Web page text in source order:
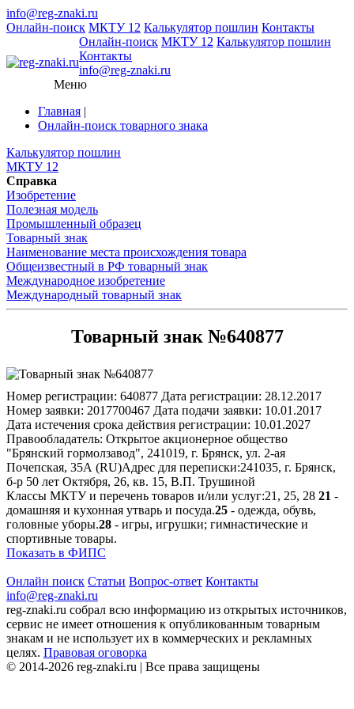
info@reg-znaki.ru
Онлайн-поиск МКТУ 12 Калькулятор пошлин Контакты
Онлайн-поиск МКТУ 12 Калькулятор пошлин
Контакты
info@reg-znaki.ru
Меню
Главная |
Онлайн-поиск товарного знака
Калькулятор пошлин
МКТУ 12
Справка
Изобретение
Полезная модель
Промышленный образец
Товарный знак
Наименование места происхождения товара
Общеизвестный в РФ товарный знак
Международное изобретение
Международный товарный знак
Товарный знак №640877
Номер регистрации: 640877 Дата регистрации: 28.12.2017
Номер заявки: 2017700467 Дата подачи заявки: 10.01.2017
Дата истечения срока действия регистрации: 10.01.2027
Правообладатель: Открытое акционерное общество
"Брянский гормолзавод", 241019, г. Брянск, ул. 2-ая
Почепская, 35А (RU)Адрес для переписки:241035, г. Брянск,
б-р 50 лет Октября, 26, кв. 15, В.П. Трушиной
Классы МКТУ и перечень товаров и/или услуг:21, 25, 28 21 -
домашняя и кухонная утварь и посуда.25 - одежда, обувь,
головные уборы.28 - игры, игрушки; гимнастические и
спортивные товары.
Показать в ФИПС
Онлайн поиск Статьи Вопрос-ответ Контакты
info@reg-znaki.ru
reg-znaki.ru собрал всю информацию из открытых источников,
сервис не имеет отношения к опубликованным товарным
знакам и не использует их в коммерческих и рекламных
целях. Правовая оговорка
© 2014-2026 reg-znaki.ru | Все права защищены